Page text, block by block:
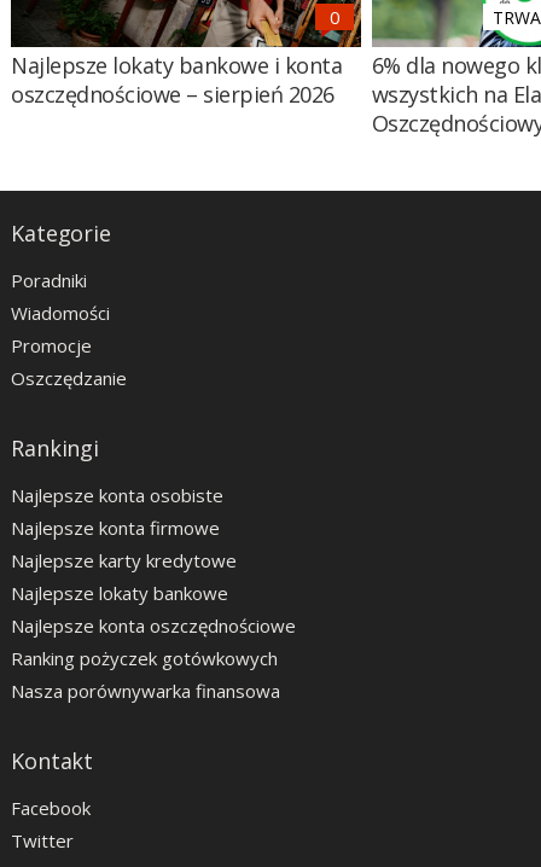
Najlepsze lokaty bankowe i konta
oszczędnościowe – sierpień 2026
6% dla nowego
wszystkich na
Kategorie
Poradniki
Wiadomości
Promocje
Oszczędzanie
Rankingi
Najlepsze konta osobiste
Najlepsze konta firmowe
Najlepsze karty kredytowe
Najlepsze lokaty bankowe
Najlepsze konta oszczędnościowe
Ranking pożyczek gotówkowych
Nasza porównywarka finansowa
Kontakt
Facebook
Twitter